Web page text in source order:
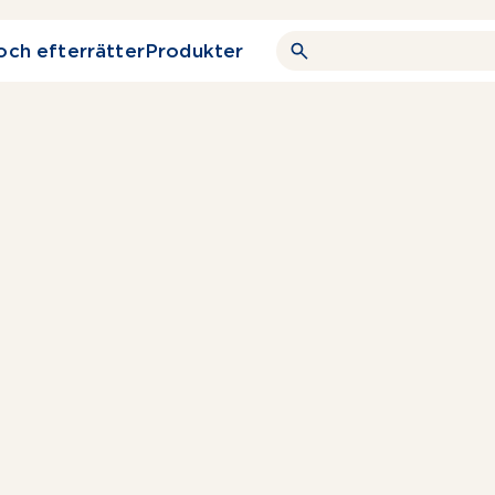
efterrätterProdukter